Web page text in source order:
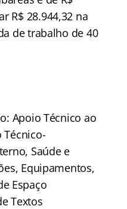
R$ 28.944,32 na
de trabalho de 40
Apoio Técnico ao
Técnico-
Saúde e
Equipamentos,
Espaço
Textos